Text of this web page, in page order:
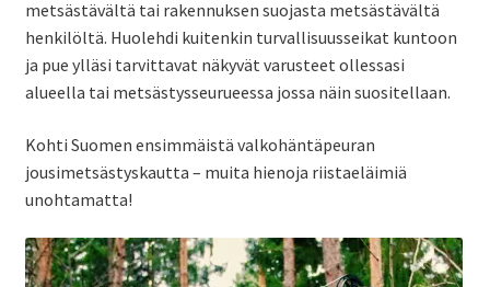
metsästävältä tai rakennuksen suojasta metsästävältä
henkilöltä. Huolehdi kuitenkin turvallisuusseikat kuntoon
ja pue ylläsi tarvittavat näkyvät varusteet ollessasi
alueella tai metsästysseurueessa jossa näin suositellaan.
Kohti Suomen ensimmäistä valkohäntäpeuran
jousimetsästyskautta – muita hienoja riistaeläimiä
unohtamatta!